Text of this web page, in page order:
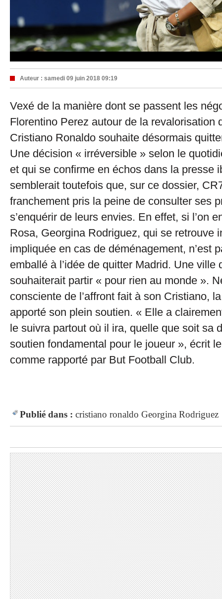
Auteur : samedi 09 juin 2018 09:19
Vexé de la manière dont se passent les
Florentino Perez autour de la revalorisation
Cristiano Ronaldo souhaite désormais
Une décision « irréversible » selon le
et qui se confirme en échos dans la presse
semblerait toutefois que, sur ce dossier,
franchement pris la peine de consulter ses
s’enquérir de leurs envies. En effet, si l’on
Rosa, Georgina Rodriguez, qui se retrouve
impliquée en cas de déménagement, n’est
emballé à l’idée de quitter Madrid. Une ville
souhaiterait partir « pour rien au monde ».
consciente de l’affront fait à son Cristiano,
apporté son plein soutien. « Elle a
le suivra partout où il ira, quelle que soit sa
soutien fondamental pour le joueur », écrit
comme rapporté par But Football Club.
Publié dans : cristiano ronaldo Georgina Rodriguez